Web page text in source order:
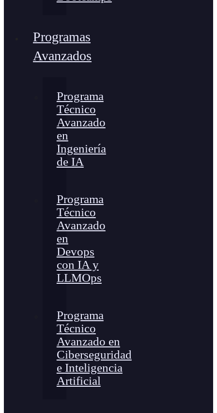
Programas
Avanzados
Programa
Técnico
Avanzado
en
Ingeniería
de IA
Programa
Técnico
Avanzado
en
Devops
con IA y
LLMOps
Programa
Técnico
Avanzado en
Ciberseguridad
e Inteligencia
Artificial